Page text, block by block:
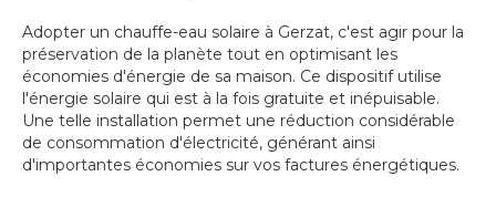
Adopter un chauffe-eau solaire à Gerzat, c'est agir pour la
préservation de la planète tout en optimisant les
économies d'énergie de sa maison. Ce dispositif utilise
l'énergie solaire qui est à la fois gratuite et inépuisable.
Une telle installation permet une réduction considérable
de consommation d'électricité, générant ainsi
d'importantes économies sur vos factures énergétiques.